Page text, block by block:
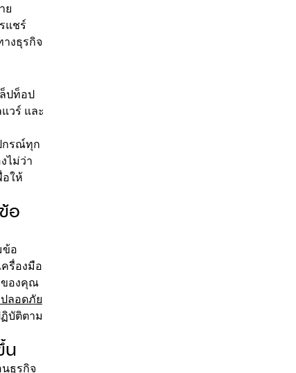
ย
แชร์
งธุรกิจ
ปท็อป
วร์ และ
กรณ์ทุก
ไม่ว่า
อให้
อ
ข้อ
รื่องมือ
ของคุณ
ลอดภัย
บัติตาม
น
ธุรกิจ